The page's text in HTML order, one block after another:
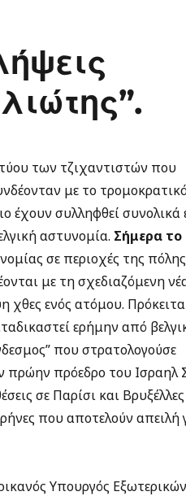
των τζιχαντιστών που
με το
συλληφθεί συνολικά
αστυνομία. Σήμερα το
σε περιοχές της
με τη σχεδιαζόμενη
ενός ατόμου.
ερήμην από
που στρατολογούσε
πρώην πρόεδρο του Ισραηλ
σε Παρίσι και Βρυξέλλες
που αποτελούν απειλή
Υπουργός